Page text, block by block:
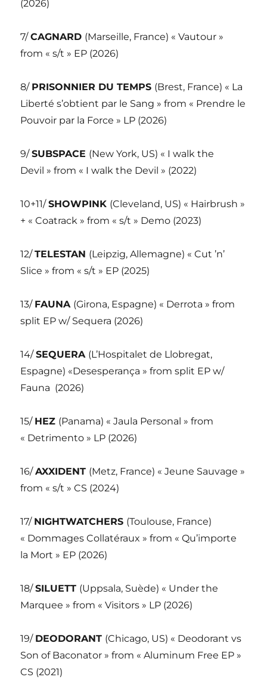
(2026)
7/CAGNARD (Marseille, France) « Vautour »
from « s/t » EP (2026)
8/ PRISONNIER DU TEMPS (Brest, France) « La
Liberté s’obtient par le Sang » from « Prendre le
Pouvoir par la Force » LP (2026)
9/SUBSPACE (New York, US) « I walk the
Devil » from « I walk the Devil » (2022)
10+11/SHOWPINK (Cleveland, US) « Hairbrush »
+ « Coatrack » from « s/t » Demo (2023)
12/TELESTAN (Leipzig, Allemagne) « Cut ’n’
Slice » from « s/t » EP (2025)
13/ FAUNA (Girona, Espagne) « Derrota » from
split EP w/ Sequera (2026)
14/SEQUERA (L’Hospitalet de Llobregat,
Espagne) «Desesperança » from split EP w/
Fauna (2026)
15/ HEZ (Panama) « Jaula Personal » from
« Detrimento » LP (2026)
16/AXXIDENT (Metz, France) « Jeune Sauvage »
from « s/t » CS (2024)
17/ NIGHTWATCHERS (Toulouse, France)
« Dommages Collatéraux » from « Qu’importe
la Mort » EP (2026)
18/SILUETT (Uppsala, Suède) « Under the
Marquee » from « Visitors » LP (2026)
19/ DEODORANT (Chicago, US) « Deodorant vs
Son of Baconator » from « Aluminum Free EP »
CS (2021)